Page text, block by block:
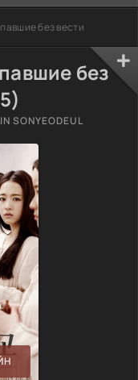
без вести
без
SONYEODEUL